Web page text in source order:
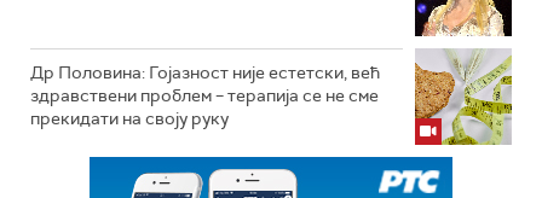
Др Половина: Гојазност није естетски, већ
здравствени проблем – терапија се не сме
прекидати на своју руку